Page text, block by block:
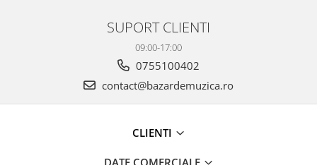
SUPORT CLIENTI
09:00-17:00
0755100402
contact@bazardemuzica.ro
CLIENTI
DATE COMERCIALE